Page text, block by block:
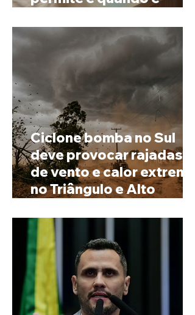
prenome
Ciclone bomba no Sul
deve provocar rajadas
de vento e calor extremo
no Triângulo e Alto